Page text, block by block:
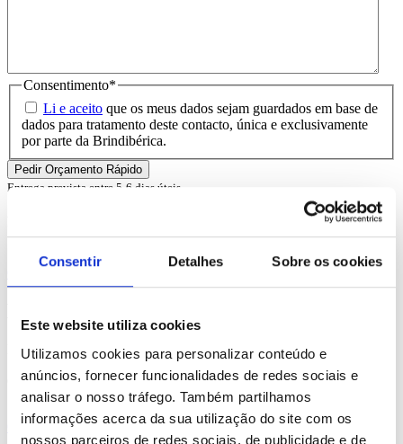
Consentir Detalhes Sobre os cookies
Este website utiliza cookies
Utilizamos cookies para personalizar conteúdo e
anúncios, fornecer funcionalidades de redes sociais e
analisar o nosso tráfego. Também partilhamos
informações acerca da sua utilização do site com os
nossos parceiros de redes sociais, de publicidade e de
Consentimento*
Li e aceito que os meus dados sejam guardados em base de
dados para tratamento deste contacto, única e exclusivamente
por parte da Brindibérica.
Entrega prevista entre 5-6 dias úteis
REF. BI-PS-93861
desde 6.05€
Comprar